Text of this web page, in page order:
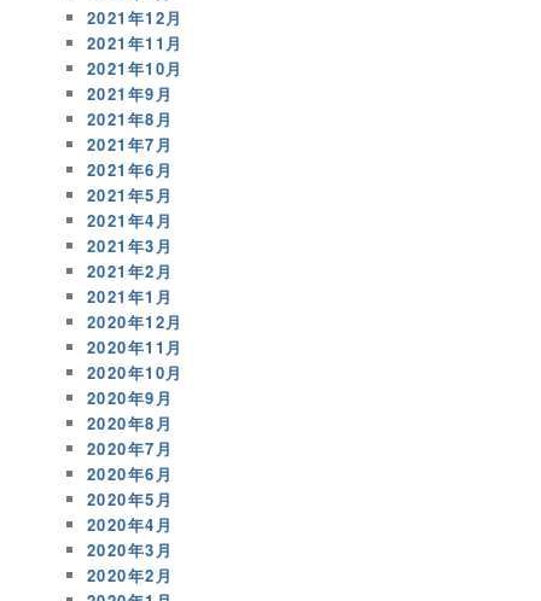
2021年12月
2021年11月
2021年10月
2021年9月
2021年8月
2021年7月
2021年6月
2021年5月
2021年4月
2021年3月
2021年2月
2021年1月
2020年12月
2020年11月
2020年10月
2020年9月
2020年8月
2020年7月
2020年6月
2020年5月
2020年4月
2020年3月
2020年2月